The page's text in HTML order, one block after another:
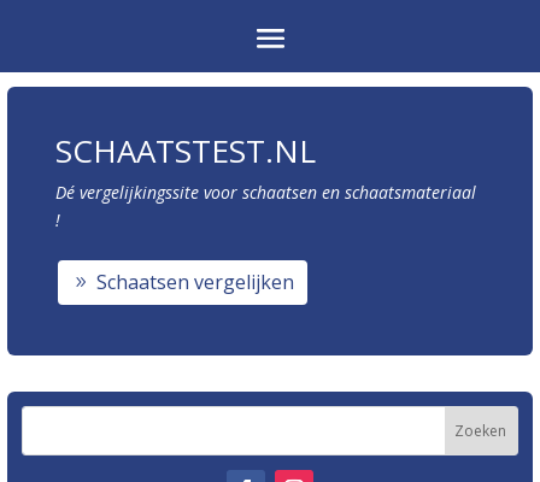
SCHAATSTEST.NL
Dé vergelijkingssite voor schaatsen en schaatsmateriaal
!
Schaatsen vergelijken